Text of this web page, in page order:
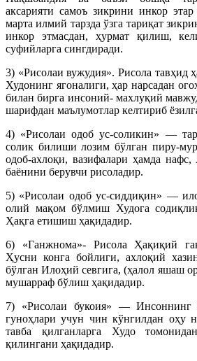
аксарияти самоъ зикрини инкор
марта илмий тарзда ўзга тариқат
инкор этмасдан, ҳурмат қилиш,
суфийларга сингдиради.
3) «Рисолаи вужудия». Рисола тавҳид
Худонинг ягоналиги, ҳар нарсадан
билан бирга инсоний- махлуқий
шарифдан маълумотлар келтириб
4) «Рисолаи одоб ус-соликин» —
солик билиши лозим бўлган пиру-
одоб-ахлоқи, вазифалари ҳамда
баёнини берувчи рисоладир.
5) «Рисолаи одоб ус-сиддиқин» —
олий мақом бўлмиш Худога
Ҳақга етишиш ҳақидадир.
6) «Ганжнома»- Рисола Ҳақиқий
Ҳусни конга бойлиги, ахлоқий
бўлган Илоҳий севгига, (ҳалол яшаш
мушарраф бўлиш ҳақидадир.
7) «Рисолаи букоия» — Инсоннинг
гуноҳлари учун чин кўнгилдан оҳу
тавба қилганларга Худо
қилингани ҳақидадир.